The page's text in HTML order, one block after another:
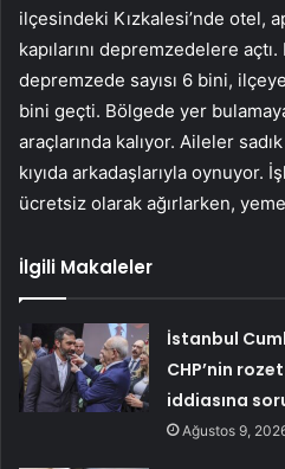
ilçesindeki Kızkalesi’nde otel,
kapılarını depremzedelere
depremzede sayısı 6 bini,
bini geçti. Bölgede yer
araçlarında kalıyor. Aileler
kıyıda arkadaşlarıyla
ücretsiz olarak ağırlarken,
İlgili Makaleler
İstanbul
CHP’nin
iddiasına
Ağustos 9,